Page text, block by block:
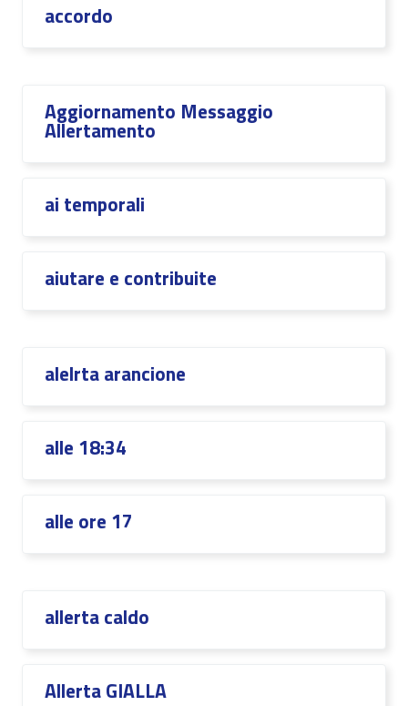
accordo
Aggiornamento Messaggio
Allertamento
ai temporali
aiutare e contribuite
alelrta arancione
alle 18:34
alle ore 17
allerta caldo
Allerta GIALLA